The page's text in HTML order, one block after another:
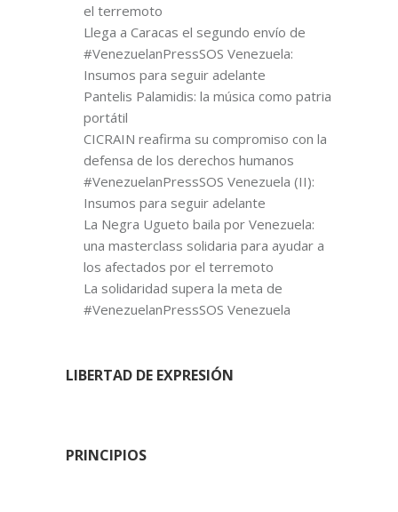
el terremoto
Llega a Caracas el segundo envío de
#VenezuelanPressSOS Venezuela:
Insumos para seguir adelante
Pantelis Palamidis: la música como patria
portátil
CICRAIN reafirma su compromiso con la
defensa de los derechos humanos
#VenezuelanPressSOS Venezuela (II):
Insumos para seguir adelante
La Negra Ugueto baila por Venezuela:
una masterclass solidaria para ayudar a
los afectados por el terremoto
La solidaridad supera la meta de
#VenezuelanPressSOS Venezuela
LIBERTAD DE EXPRESIÓN
PRINCIPIOS